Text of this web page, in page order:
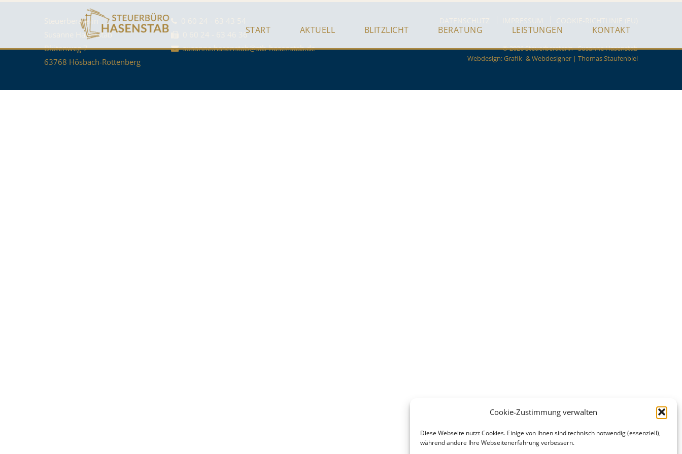
Cookie-Zustimmung verwalten
Diese Webseite nutzt Cookies. Einige von ihnen sind technisch notwendig (essenziell),
während andere Ihre Webseitenerfahrung verbessern.
START AKTUELL BLITZLICHT BERATUNG LEISTUNGEN KONTAKT
Steuerberaterin
Susanne Hasenstab
Blütenweg 7
63768 Hösbach-Rottenberg
0 60 24 - 63 46 36
susanne.hasenstab@stb-hasenstab.de
© 2026 Steuerberaterin - Susanne Hasenstab
Webdesign:Grafik- & Webdesigner | Thomas Staufenbiel